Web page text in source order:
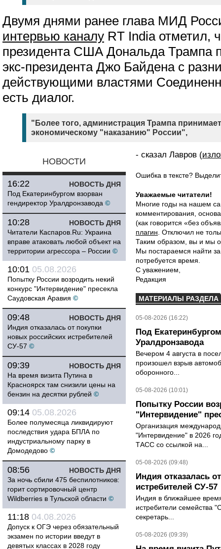
Двумя днями ранее глава МИД
интервью каналу RT India отметил,
президента США Дональда Трампа
экс-президента Джо Байдена с
действующими властями
есть диалог.
"Более того, администрация Трампа
экономическому "наказанию" России",
НОВОСТИ
НОВОСТЬ ДНЯ
16:22
Под Екатеринбургом взорван
гендиректор Уралдронзавода ©
НОВОСТЬ ДНЯ
10:28
Читатели Каспаров.Ru: Украина
вправе атаковать любой объект на
территории агрессора – России ©
10:01 05.08.2026
Попытку России возродить некий
конкурс "Интервидение" пресекла
Саудовская Аравия ©
НОВОСТЬ ДНЯ
09:48
Индия отказалась от покупки
новых российских истребителей
СУ-57 ©
НОВОСТЬ ДНЯ
09:39
На время визита Путина в
Красноярск там снизили цены на
бензин на десятки рублей ©
09:14 05.08.2026
Более полумесяца ликвидируют
последствия удара БПЛА по
индустриальному парку в
Домодедово ©
НОВОСТЬ ДНЯ
08:56
За ночь сбили 475 беспилотников:
горит сортировочный центр
Wildberries в Тульской области ©
11:18 04.08.2026
Допуск к ОГЭ через обязательный
экзамен по истории введут в
девятых классах в 2028 году
- сказал Лавров (
Ошибка в тексте?
Уважаемые читатели!
Многие годы на нашем
комментирования,
(как говорится «без
плагин . Отключил не
Таким образом, вы и мы
Мы постараемся найти
потребуется время.
С уважением,
Редакция
МАТЕРИАЛЫ РАЗДЕЛА
05-08-2026 (16:22)
Под
Уралдронзавода
Вечером 4 августа в
произошел взрыв
оборонного...
05-08-2026 (10:01)
Попытку России
"Интервидение"
Организация
"Интервидение" в 2026
ТАСС со ссылкой на...
05-08-2026 (09:48)
Индия отказалась
истребителей СУ-57
Индия в ближайшее
истребители семейства
секретарь...
05-08-2026 (09:39)